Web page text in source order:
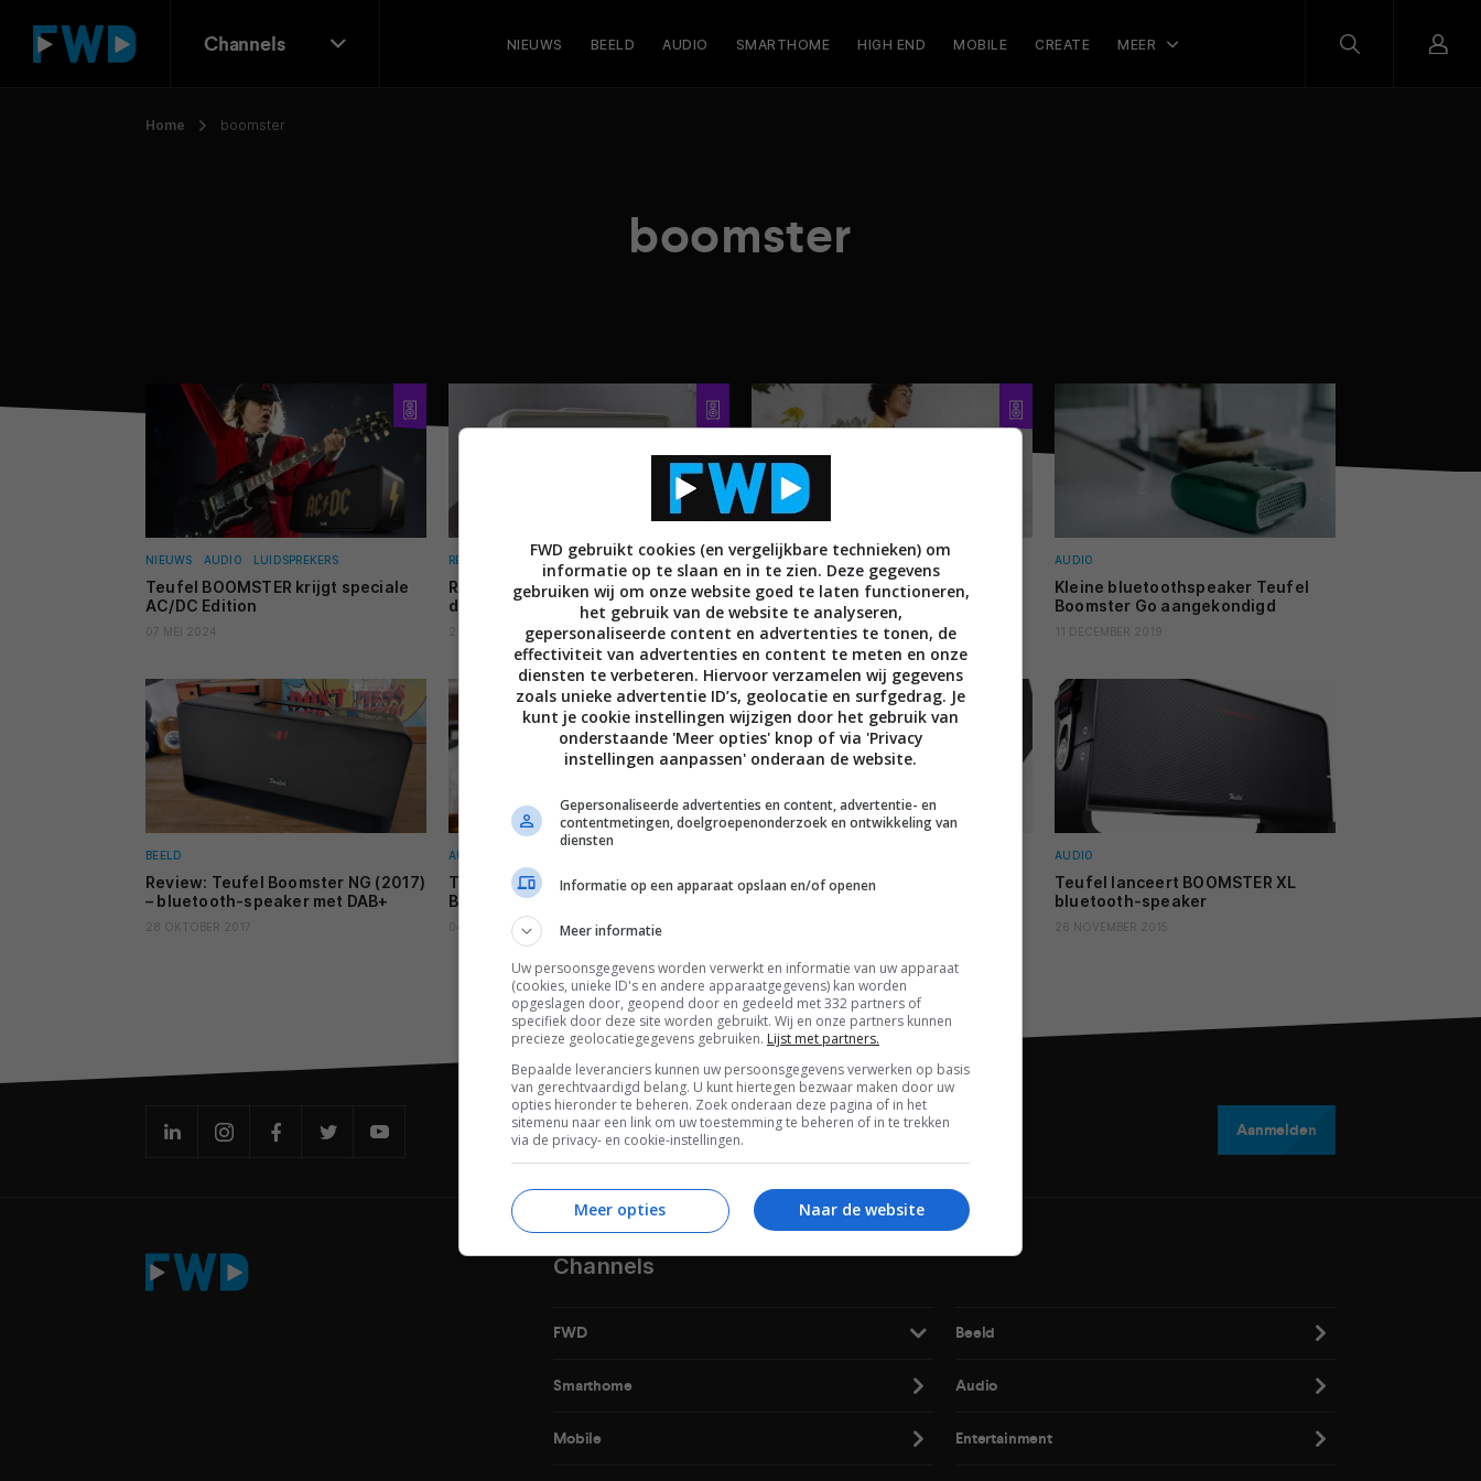
Channels NIEUWS BEELD AUDIO SMARTHOME HIGH END MOBILE CREATE MEER
Home boomster
boomster
NIEUWS AUDIO LUIDSPREKERS
Teufel BOOMSTER krijgt speciale
AC/DC Edition
07 MEI 2024
REVIEWS AUDIO LUIDSPREKERS
Review: Teufel Boomster – Retro
design en volwassen geluid
21 NOVEMBER 2021
NIEUWS AUDIO LUIDSPREKERS
Teufel introduceert derde
generatie van de BOOMSTER
bluetoothspeaker
12 OKTOBER 2021
AUDIO
Kleine bluetoothspeaker Teufel
Boomster Go aangekondigd
11 DECEMBER 2019
BEELD
Review: Teufel Boomster NG (2017)
– bluetooth-speaker met DAB+
28 OKTOBER 2017
AUDIO
Teufel lanceert nieuwe versie
BOOMSTER bluetooth-speaker
04 OKTOBER 2017
Teufel lanceert nieuwe Boomster
AUDIO
Teufel lanceert BOOMSTER XL
bluetooth-speaker
26 NOVEMBER 2015
De laatste updates in je mailbox Aanmelden
Channels
FWD Beeld
Smarthome Audio
Mobile Entertainment
FWD gebruikt cookies (en vergelijkbare technieken) om
informatie op te slaan en in te zien. Deze gegevens
gebruiken wij om onze website goed te laten functioneren,
het gebruik van de website te analyseren,
gepersonaliseerde content en advertenties te tonen, de
effectiviteit van advertenties en content te meten en onze
diensten te verbeteren. Hiervoor verzamelen wij gegevens
zoals unieke advertentie ID’s, geolocatie en surfgedrag. Je
kunt je cookie instellingen wijzigen door het gebruik van
onderstaande 'Meer opties' knop of via 'Privacy
instellingen aanpassen' onderaan de website.
Gepersonaliseerde advertenties en content, advertentie- en
contentmetingen, doelgroepenonderzoek en ontwikkeling van
diensten
Informatie op een apparaat opslaan en/of openen
Meer informatie
Uw persoonsgegevens worden verwerkt en informatie van uw apparaat
(cookies, unieke ID's en andere apparaatgegevens) kan worden
opgeslagen door, geopend door en gedeeld met 332 partners of
specifiek door deze site worden gebruikt. Wij en onze partners kunnen
precieze geolocatiegegevens gebruiken. Lijst met partners.
Bepaalde leveranciers kunnen uw persoonsgegevens verwerken op basis
van gerechtvaardigd belang. U kunt hiertegen bezwaar maken door uw
opties hieronder te beheren. Zoek onderaan deze pagina of in het
sitemenu naar een link om uw toestemming te beheren of in te trekken
via de privacy- en cookie-instellingen.
Naar de website
Meer opties